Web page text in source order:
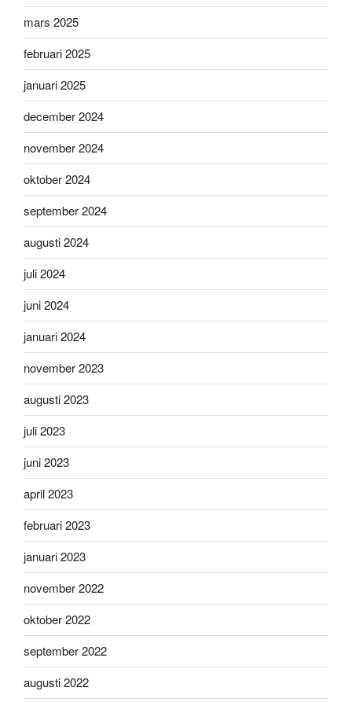
mars 2025
februari 2025
januari 2025
december 2024
november 2024
oktober 2024
september 2024
augusti 2024
juli 2024
juni 2024
januari 2024
november 2023
augusti 2023
juli 2023
juni 2023
april 2023
februari 2023
januari 2023
november 2022
oktober 2022
september 2022
augusti 2022